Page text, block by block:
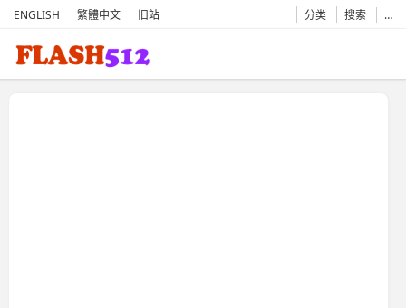
ENGLISH 繁體中文 旧站 分类 搜索 …